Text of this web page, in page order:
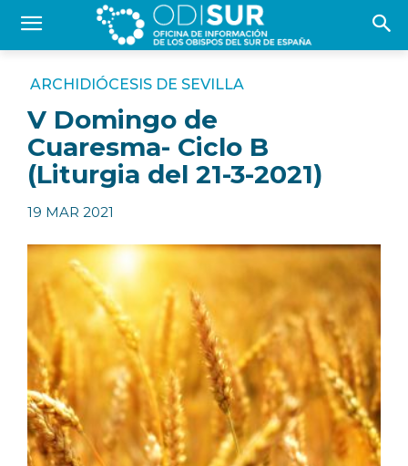
ARCHIDIÓCESIS DE SEVILLA
V Domingo de
Cuaresma- Ciclo B
(Liturgia del 21-3-2021)
19 MAR 2021